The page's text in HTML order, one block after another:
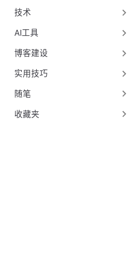
技术
AI工具
博客建设
实用技巧
随笔
收藏夹